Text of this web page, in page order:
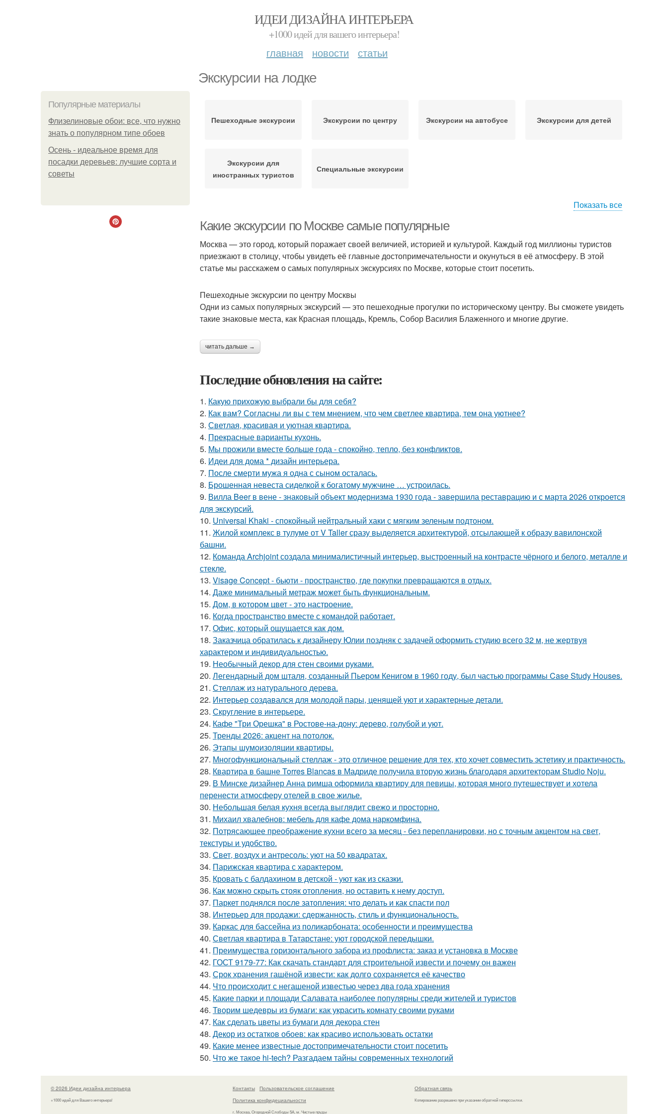
ИДЕИ ДИЗАЙНА ИНТЕРЬЕРА
+1000 идей для вашего интерьера!
главная новости статьи
Экскурсии на лодке
Популярные материалы
Флизелиновые обои: все, что нужно
знать о популярном типе обоев
Осень - идеальное время для
посадки деревьев: лучшие сорта и
советы
Пешеходные экскурсии Экскурсии по центру Экскурсии на автобусе Экскурсии для детей
Экскурсии для
иностранных туристов
Специальные экскурсии
Показать все
Какие экскурсии по Москве самые популярные
Москва — это город, который поражает своей величией, историей и культурой. Каждый год миллионы туристов
приезжают в столицу, чтобы увидеть её главные достопримечательности и окунуться в её атмосферу. В этой
статье мы расскажем о самых популярных экскурсиях по Москве, которые стоит посетить.
Пешеходные экскурсии по центру Москвы
Одни из самых популярных экскурсий — это пешеходные прогулки по историческому центру. Вы сможете увидеть
такие знаковые места, как Красная площадь, Кремль, Собор Василия Блаженного и многие другие.
читать дальше →
Последние обновления на сайте:
1. Какую прихожую выбрали бы для себя?
2. Как вам? Согласны ли вы с тем мнением, что чем светлее квартира, тем она уютнее?
3. Светлая, красивая и уютная квартира.
4. Прекрасные варианты кухонь.
5. Мы прожили вместе больше года - спокойно, тепло, без конфликтов.
6. Идеи для дома * дизайн интерьера.
7. После смерти мужа я одна с сыном осталась.
8. Брошенная невеста сиделкой к богатому мужчине … устроилась.
9. Вилла Beer в вене - знаковый объект модернизма 1930 года - завершила реставрацию и с марта 2026 откроется
для экскурсий.
10. Universal Khaki - спокойный нейтральный хаки с мягким зеленым подтоном.
11. Жилой комплекс в тулуме от V Taller сразу выделяется архитектурой, отсылающей к образу вавилонской
башни.
12. Команда Archjoint создала минималистичный интерьер, выстроенный на контрасте чёрного и белого, металле и
стекле.
13. Visage Concept - бьюти - пространство, где покупки превращаются в отдых.
14. Даже минимальный метраж может быть функциональным.
15. Дом, в котором цвет - это настроение.
16. Когда пространство вместе с командой работает.
17. Офис, который ощущается как дом.
18. Заказчица обратилась к дизайнеру Юлии поздняк с задачей оформить студию всего 32 м, не жертвуя
характером и индивидуальностью.
19. Необычный декор для стен своими руками.
20. Легендарный дом шталя, созданный Пьером Кенигом в 1960 году, был частью программы Case Study Houses.
21. Стеллаж из натурального дерева.
22. Интерьер создавался для молодой пары, ценящей уют и характерные детали.
23. Скругление в интерьере.
24. Кафе "Три Орешка" в Ростове-на-дону: дерево, голубой и уют.
25. Тренды 2026: акцент на потолок.
26. Этапы шумоизоляции квартиры.
27. Многофункциональный стеллаж - это отличное решение для тех, кто хочет совместить эстетику и практичность.
28. Квартира в башне Torres Blancas в Мадриде получила вторую жизнь благодаря архитекторам Studio Noju.
29. В Минске дизайнер Анна римша оформила квартиру для певицы, которая много путешествует и хотела
перенести атмосферу отелей в свое жилье.
30. Небольшая белая кухня всегда выглядит свежо и просторно.
31. Михаил хвалебнов: мебель для кафе дома наркомфина.
32. Потрясающее преображение кухни всего за месяц - без перепланировки, но с точным акцентом на свет,
текстуры и удобство.
33. Свет, воздух и антресоль: уют на 50 квадратах.
34. Парижская квартира с характером.
35. Кровать с балдахином в детской - уют как из сказки.
36. Как можно скрыть стояк отопления, но оставить к нему доступ.
37. Паркет поднялся после затопления: что делать и как спасти пол
38. Интерьер для продажи: сдержанность, стиль и функциональность.
39. Каркас для бассейна из поликарбоната: особенности и преимущества
40. Светлая квартира в Татарстане: уют городской передышки.
41. Преимущества горизонтального забора из профлиста: заказ и установка в Москве
42. ГОСТ 9179-77: Как скачать стандарт для строительной извести и почему он важен
43. Срок хранения гашёной извести: как долго сохраняется её качество
44. Что происходит с негашеной известью через два года хранения
45. Какие парки и площади Салавата наиболее популярны среди жителей и туристов
46. Творим шедевры из бумаги: как украсить комнату своими руками
47. Как сделать цветы из бумаги для декора стен
48. Декор из остатков обоев: как красиво использовать остатки
49. Какие менее известные достопримечательности стоит посетить
50. Что же такое hi-tech? Разгадаем тайны современных технологий
© 2026 Идеи дизайна интерьера
+1000 идей для Вашего интерьера!
Контакты
Пользовательское соглашение
Политика конфидециальности
г. Москва, Огородной Слободы 5А, м. Чистые пруды
Обратная связь
Копирование разрешено при указании обратной гиперссылки.